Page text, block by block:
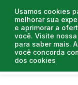
Usamos cookies
melhorar sua
e aprimorar a
você. Visite nossa
para saber mais.
você concorda
dos cookies
Curtas do Poder